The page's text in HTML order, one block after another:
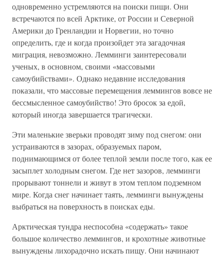
одновременно устремляются на поиски пищи. Они
встречаются по всей Арктике, от России и Северной
Америки до Гренландии и Норвегии, но точно
определить, где и когда произойдет эта загадочная
миграция, невозможно. Лемминги заинтересовали
ученых, в основном, своими «массовыми
самоубийствами». Однако недавние исследования
показали, что массовые перемещения леммингов вовсе не
бессмысленное самоубийство! Это бросок за едой,
который иногда завершается трагически.
Эти маленькие зверьки проводят зиму под снегом: они
устраиваются в зазорах, образуемых паром,
поднимающимся от более теплой земли после того, как ее
засыплет холодным снегом. Где нет зазоров, лемминги
прорывают тоннели и живут в этом теплом подземном
мире. Когда снег начинает таять, лемминги вынуждены
выбраться на поверхность в поисках еды.
Арктическая тундра неспособна «содержать» такое
большое количество леммингов, и крохотные животные
вынуждены лихорадочно искать пищу. Они начинают